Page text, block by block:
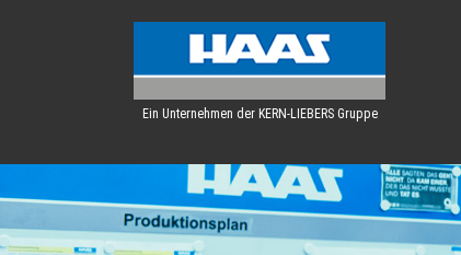
Ein Unternehmen der KERN-LIEBERS Gruppe